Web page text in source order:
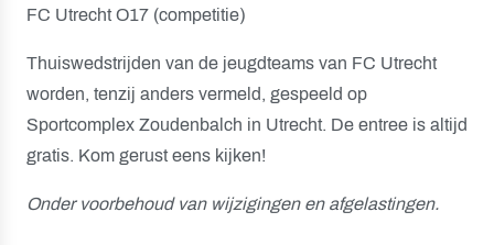
FC Utrecht O17 (competitie)
Thuiswedstrijden van de jeugdteams van FC Utrecht
worden, tenzij anders vermeld, gespeeld op
Sportcomplex Zoudenbalch in Utrecht. De entree is altijd
gratis. Kom gerust eens kijken!
Onder voorbehoud van wijzigingen en afgelastingen.